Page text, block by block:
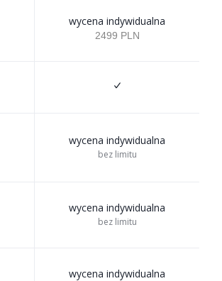
wycena indywidualna
2499 PLN
wycena indywidualna
bez limitu
wycena indywidualna
bez limitu
wycena indywidualna